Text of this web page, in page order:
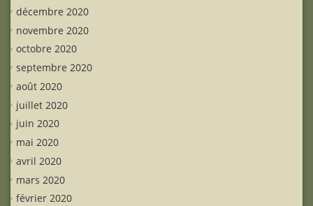
décembre 2020
novembre 2020
octobre 2020
septembre 2020
août 2020
juillet 2020
juin 2020
mai 2020
avril 2020
mars 2020
février 2020